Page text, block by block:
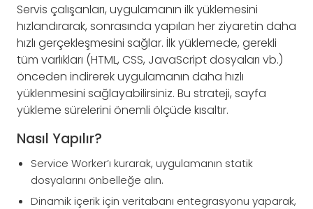
Servis çalışanları, uygulamanın ilk yüklemesini
hızlandırarak, sonrasında yapılan her ziyaretin daha
hızlı gerçekleşmesini sağlar. İlk yüklemede, gerekli
tüm varlıkları (HTML, CSS, JavaScript dosyaları vb.)
önceden indirerek uygulamanın daha hızlı
yüklenmesini sağlayabilirsiniz. Bu strateji, sayfa
yükleme sürelerini önemli ölçüde kısaltır.
Nasıl Yapılır?
Service Worker’ı kurarak, uygulamanın statik
dosyalarını önbelleğe alın.
Dinamik içerik için veritabanı entegrasyonu yaparak,